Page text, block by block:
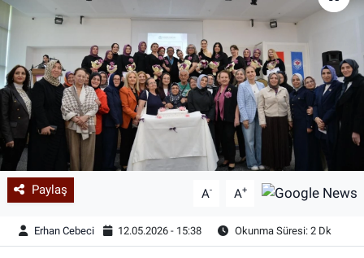
Paylaş A- A+
Erhan Cebeci 12.05.2026 - 15:38 Okunma Süresi: 2 Dk